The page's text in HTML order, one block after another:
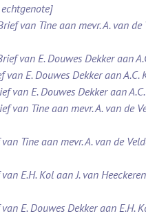
van Tine aan mevr. A. van de
van E. Douwes Dekker aan
E. Douwes Dekker aan A.C.
van E. Douwes Dekker aan
van Tine aan mevr. A. van de
Tine aan mevr. A. van de
E.H. Kol aan J. van Heeckeren
E. Douwes Dekker aan E.H.